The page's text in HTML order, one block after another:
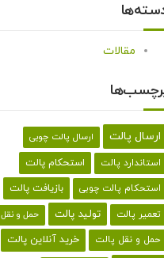
مقالات
ارسال پالت ارسال پالت چوبی
استاندارد پالت استحکام پالت
استحکام پالت چوبی بازیافت پالت
تعمیر پالت تولید پالت حمل و نقل
حمل و نقل پالت خرید آنلاین پالت